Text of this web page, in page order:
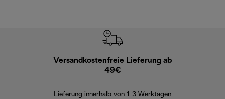
Versandkostenfreie Lieferung ab
49€
Lieferung innerhalb von 1-3 Werktagen